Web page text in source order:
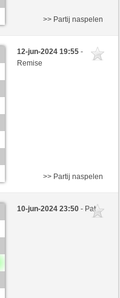
>> Partij naspelen
12-jun-2024 19:55-
Remise
move
>> Partij naspelen
10-jun-2024 23:50- Pat